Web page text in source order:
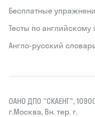
Бесплатные
Тесты по английскому
Англо-русский
ОАНО ДПО "СКАЕНГ",
г.Москва, Вн. тер. г.